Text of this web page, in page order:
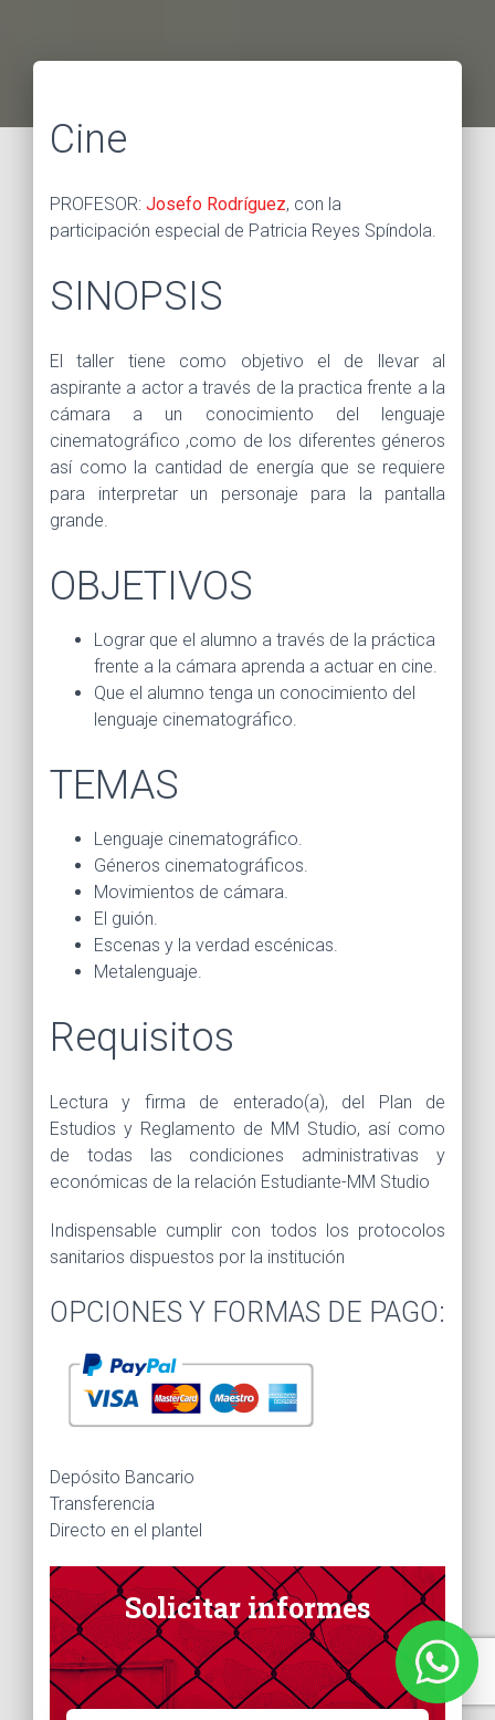
Cine
PROFESOR: Josefo Rodríguez, con la
participación especial de Patricia Reyes Spíndola.
SINOPSIS
El taller tiene como objetivo el de llevar al
aspirante a actor a través de la practica frente a la
cámara a un conocimiento del lenguaje
cinematográfico ,como de los diferentes géneros
así como la cantidad de energía que se requiere
para interpretar un personaje para la pantalla
grande.
OBJETIVOS
Lograr que el alumno a través de la práctica
frente a la cámara aprenda a actuar en cine.
Que el alumno tenga un conocimiento del
lenguaje cinematográfico.
TEMAS
Lenguaje cinematográfico.
Géneros cinematográficos.
Movimientos de cámara.
El guión.
Escenas y la verdad escénicas.
Metalenguaje.
Requisitos
Lectura y firma de enterado(a), del Plan de
Estudios y Reglamento de MM Studio, así como
de todas las condiciones administrativas y
económicas de la relación Estudiante-MM Studio
Indispensable cumplir con todos los protocolos
sanitarios dispuestos por la institución
OPCIONES Y FORMAS DE PAGO:
Depósito Bancario
Transferencia
Directo en el plantel
Solicitar informes